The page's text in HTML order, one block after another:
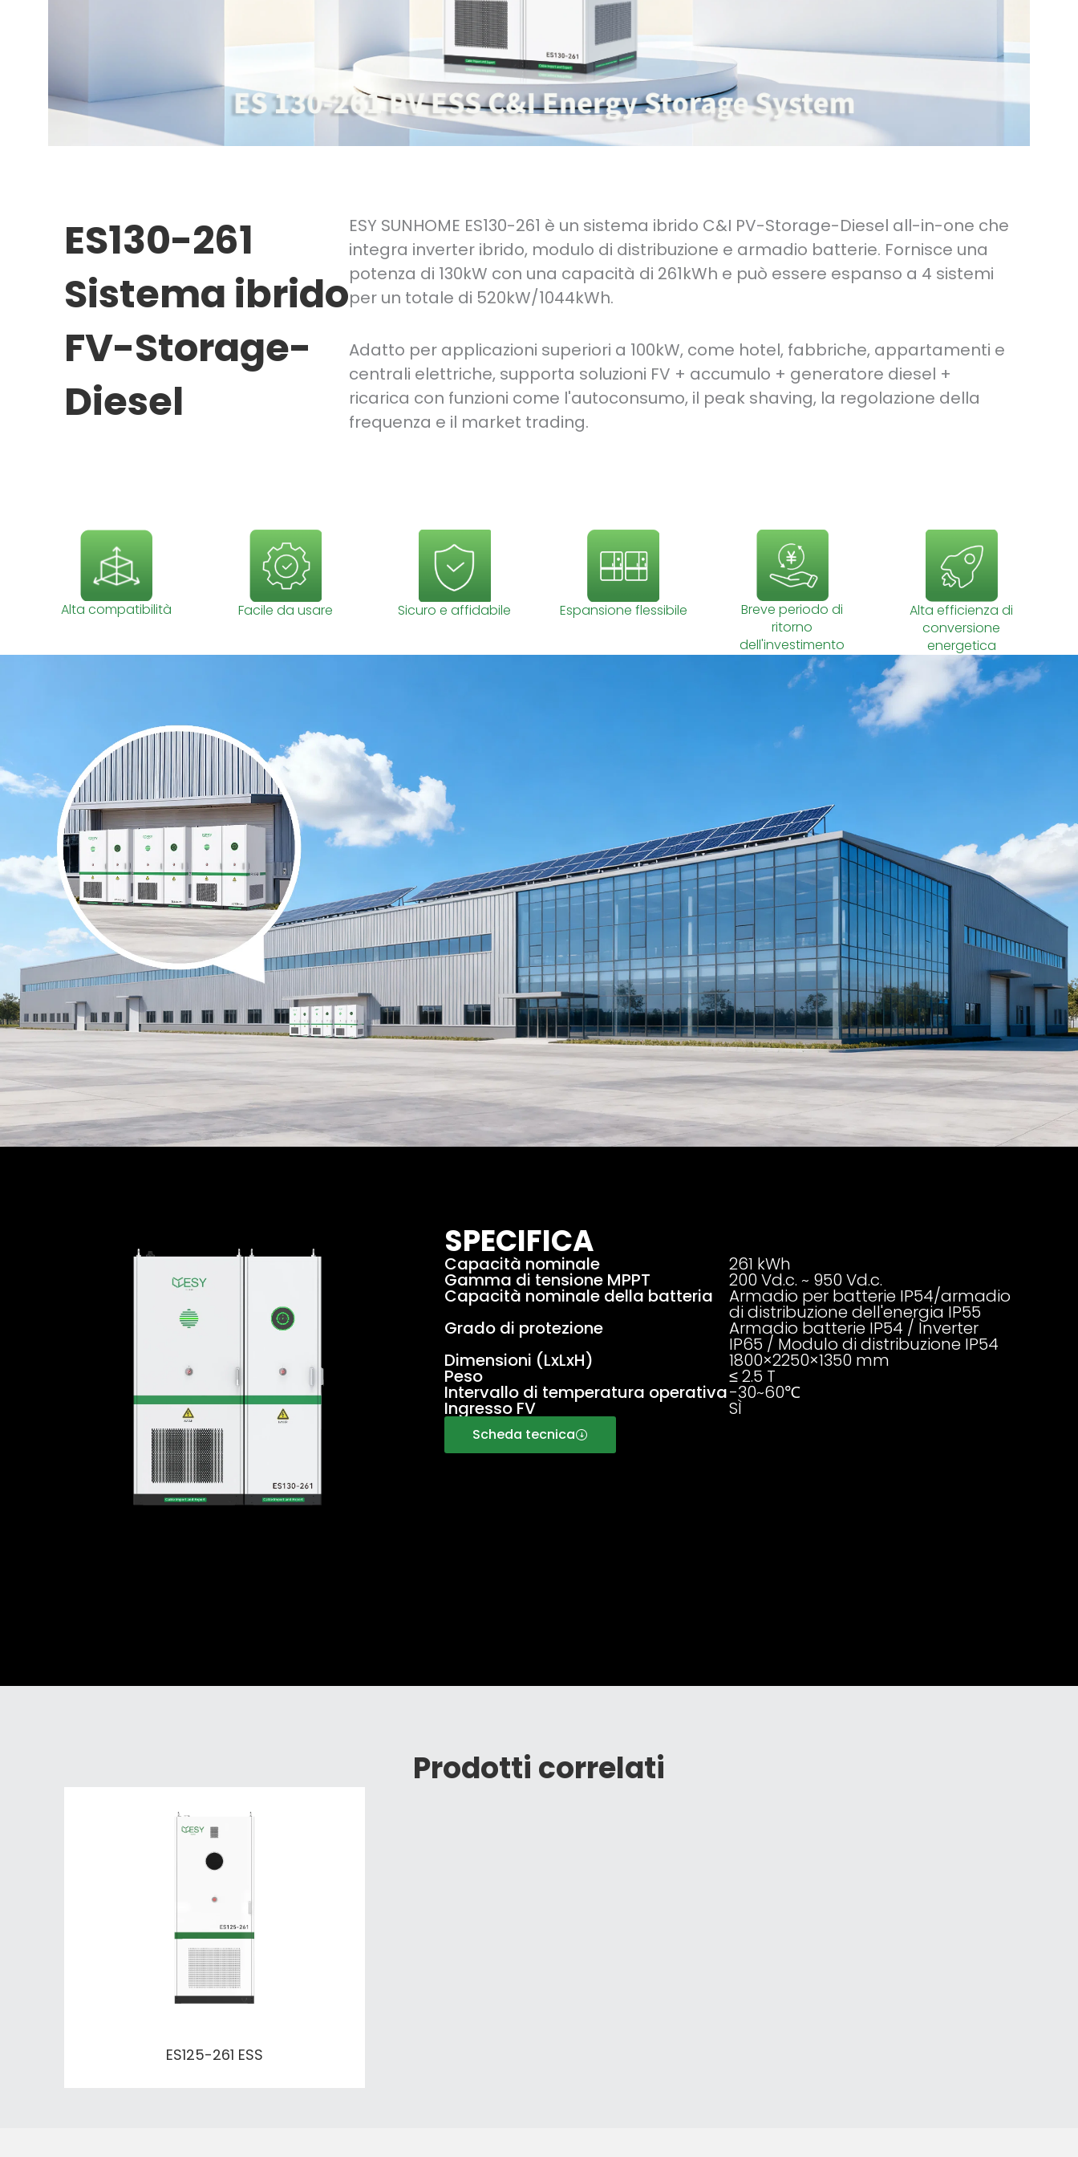
ES130-261
Sistema ibrido
FV-Storage-
Diesel
ESY SUNHOME ES130-261 è un sistema ibrido C&I PV-Storage-Diesel all-in-one che
integra inverter ibrido, modulo di distribuzione e armadio batterie. Fornisce una
potenza di 130kW con una capacità di 261kWh e può essere espanso a 4 sistemi
per un totale di 520kW/1044kWh.
Adatto per applicazioni superiori a 100kW, come hotel, fabbriche, appartamenti e
centrali elettriche, supporta soluzioni FV + accumulo + generatore diesel +
ricarica con funzioni come l'autoconsumo, il peak shaving, la regolazione della
frequenza e il market trading.
Alta compatibilità Facile da usare Sicuro e affidabile Espansione flessibile
Breve periodo di
ritorno
dell'investimento
Alta efficienza di
conversione
energetica
SPECIFICA
Capacità nominale 261 kWh
Gamma di tensione MPPT 200 Vd.c. ~ 950 Vd.c.
Capacità nominale della batteria Armadio per batterie IP54/armadio
di distribuzione dell'energia IP55
Grado di protezione Armadio batterie IP54 / Inverter
IP65 / Modulo di distribuzione IP54
Dimensioni (LxLxH) 1800×2250×1350 mm
Peso ≤ 2.5 T
Intervallo di temperatura operativa-30~60℃
Ingresso FV SÌ
Scheda tecnica
Prodotti correlati
ES125-261 ESS